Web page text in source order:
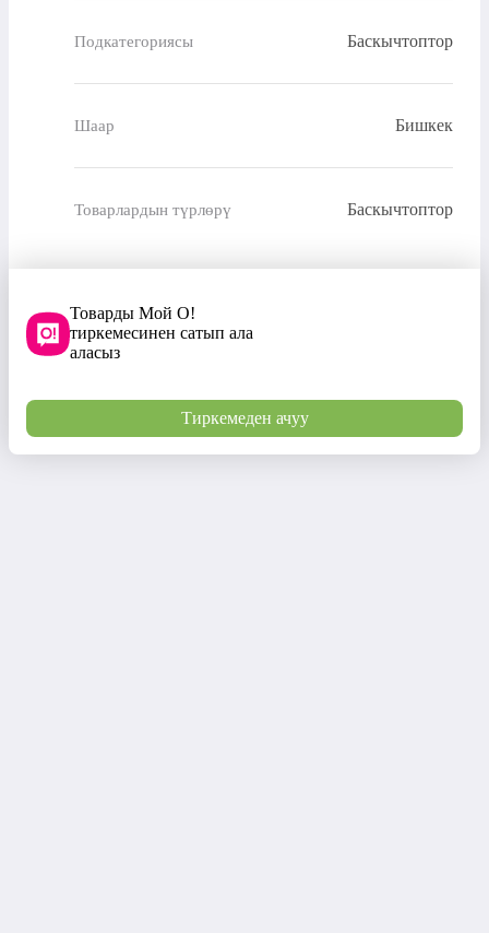
Подкатегориясы Баскычтоптор
Шаар Бишкек
Товарлардын түрлөрү Баскычтоптор
Товарды Мой О!
тиркемесинен сатып ала
аласыз
Тиркемеден ачуу